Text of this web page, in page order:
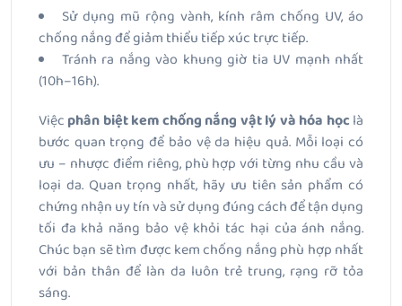
Sử dụng mũ rộng vành, kính râm chống UV, áo
chống nắng để giảm thiểu tiếp xúc trực tiếp.
Tránh ra nắng vào khung giờ tia UV mạnh nhất
(10h–16h).
Việc phân biệt kem chống nắng vật lý và hóa học là
bước quan trọng để bảo vệ da hiệu quả. Mỗi loại có
ưu – nhược điểm riêng, phù hợp với từng nhu cầu và
loại da. Quan trọng nhất, hãy ưu tiên sản phẩm có
chứng nhận uy tín và sử dụng đúng cách để tận dụng
tối đa khả năng bảo vệ khỏi tác hại của ánh nắng.
Chúc bạn sẽ tìm được kem chống nắng phù hợp nhất
với bản thân để làn da luôn trẻ trung, rạng rỡ tỏa
sáng.